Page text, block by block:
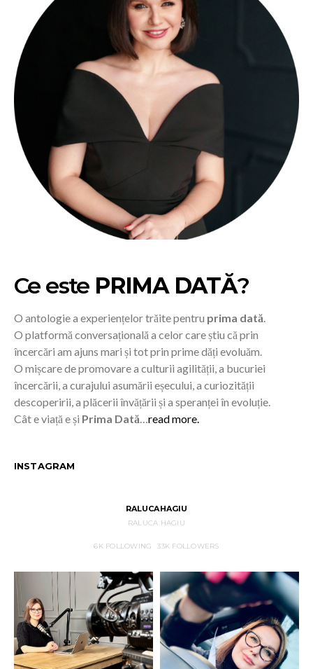
Ce este PRIMA DATĂ?
O antologie a experiențelor trăite pentru prima dată.
O platformă conversațională a celor care știu că prin
încercări am ajuns mari și tot prin prime dăți evoluăm.
O mișcare de promovare a culturii agilității, a bucuriei
încercării, a curajului asumării eșecului, a curiozității
descoperirii, a plăcerii învățării și a speranței în evoluție.
Cât e viață e și Prima Dată…read more.
INSTAGRAM
RALUCAHAGIU
RALUCA HAGIU
6KFOLLOWING 33K FOLLOWERS